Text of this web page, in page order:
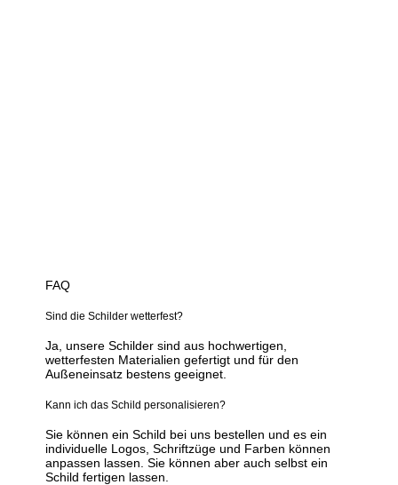
FAQ
Sind die Schilder wetterfest?
Ja, unsere Schilder sind aus hochwertigen,
wetterfesten Materialien gefertigt und für den
Außeneinsatz bestens geeignet.
Kann ich das Schild personalisieren?
Sie können ein Schild bei uns bestellen und es ein
individuelle Logos, Schriftzüge und Farben können
anpassen lassen. Sie können aber auch selbst ein
Schild fertigen lassen.